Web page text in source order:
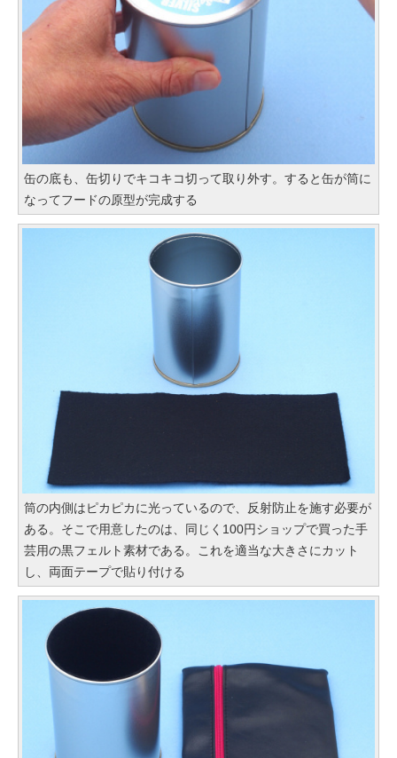
缶の底も、缶切りでキコキコ切って取り外す。すると缶が筒に
なってフードの原型が完成する
筒の内側はピカピカに光っているので、反射防止を施す必要が
ある。そこで用意したのは、同じく100円ショップで買った手
芸用の黒フェルト素材である。これを適当な大きさにカット
し、両面テープで貼り付ける